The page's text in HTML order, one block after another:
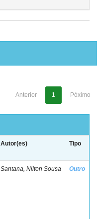
Anterior 1 Póximo
Autor(es) Tipo
Santana, Nilton Sousa Outro